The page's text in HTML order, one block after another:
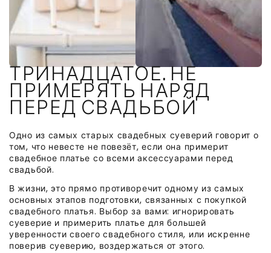
ТРИНАДЦАТОЕ. НЕ
ПРИМЕРЯТЬ НАРЯД
ПЕРЕД СВАДЬБОЙ
Одно из самых старых свадебных суеверий говорит о
том, что невесте не повезёт, если она примерит
свадебное платье со всеми аксессуарами перед
свадьбой.
В жизни, это прямо противоречит одному из самых
основных этапов подготовки, связанных с покупкой
свадебного платья. Выбор за вами: игнорировать
суеверие и примерить платье для большей
уверенности своего свадебного стиля, или искренне
поверив суеверию, воздержаться от этого.